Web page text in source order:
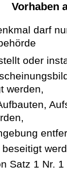
Vorhaben
darf
oder
werden,
Satz 1 Nr.